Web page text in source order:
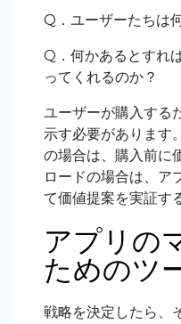
Q．ユーザーたちは
Q．何かあるとすれ
ってくれるのか？
ユーザーが購入する
示す必要があります
の場合は、購入前に
ロードの場合は、ア
て価値提案を実証す
アプリの
ためのツ
戦略を決定したら、